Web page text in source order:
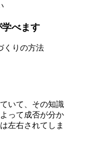
べます
くりの方法
いて、その知識
って成否が分か
左右されてしま